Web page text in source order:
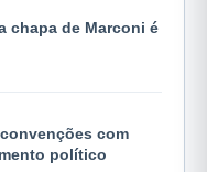
chapa de Marconi é
com
político